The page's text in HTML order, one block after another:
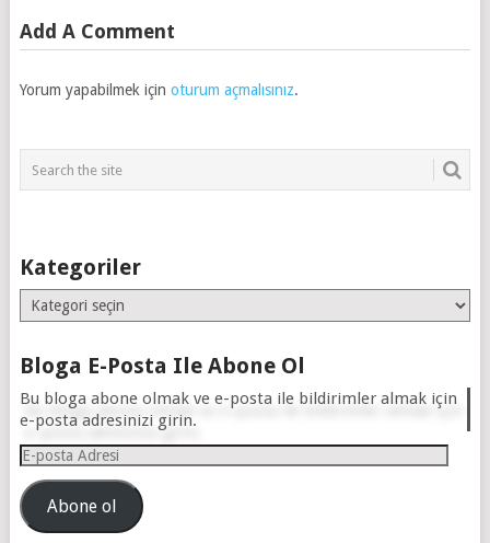
Add A Comment
Yorum yapabilmek için oturum açmalısınız.
Kategoriler
Kategoriler
Bloga E-Posta Ile Abone Ol
Bu bloga abone olmak ve e-posta ile bildirimler almak için
e-posta adresinizi girin.
E-
posta
AdresiAbone ol